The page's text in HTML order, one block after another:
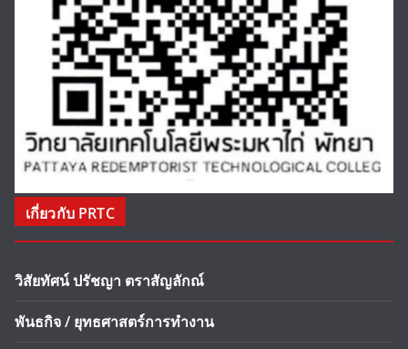
เกี่ยวกับ PRTC
วิสัยทัศน์ ปรัชญา ตราสัญลักณ์
พันธกิจ / ยุทธศาสตร์การทำงาน